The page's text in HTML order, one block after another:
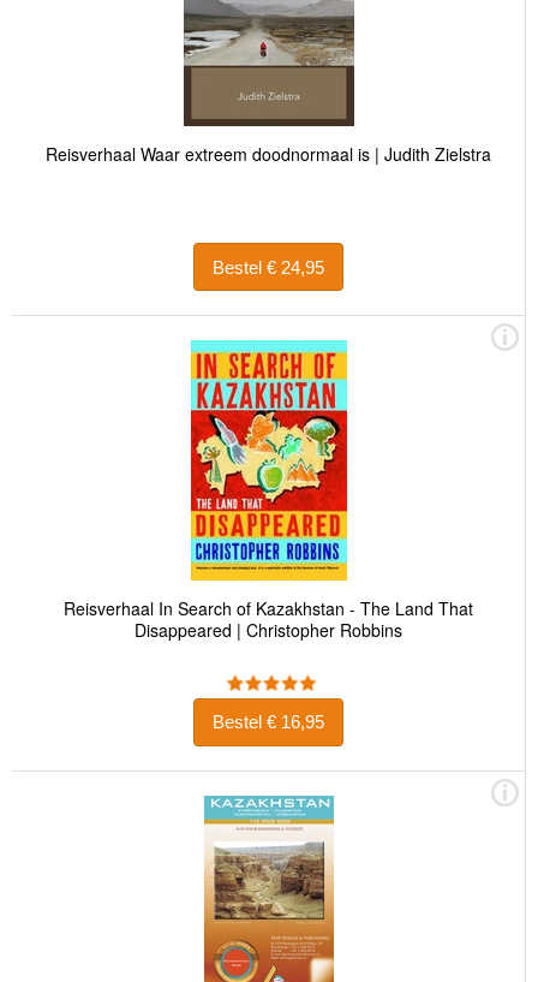
Reisverhaal Waar extreem doodnormaal is | Judith Zielstra
Bestel € 24,95
Reisverhaal In Search of Kazakhstan - The Land That
Disappeared | Christopher Robbins
Bestel € 16,95